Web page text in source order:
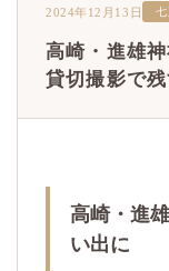
2024年12月13日 七
高崎・進雄
貸切撮影で
高崎・進
い出に